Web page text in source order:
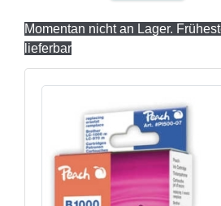
Momentan nicht an Lager.
lieferbar